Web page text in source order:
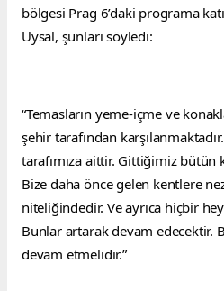
bölgesi Prag 6’daki programa
Uysal, şunları söyledi:
“Temasların yeme-içme ve
şehir tarafından
tarafımıza aittir. Gittiğimiz bütün
Bize daha önce gelen kentlere
niteliğindedir. Ve ayrıca hiçbir
Bunlar artarak devam edecektir.
devam etmelidir.”